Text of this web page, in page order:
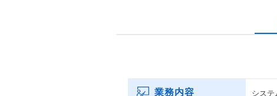
業務内容
システ